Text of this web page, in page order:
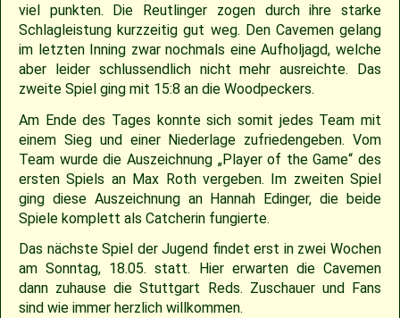
viel punkten. Die Reutlinger zogen durch ihre starke
Schlagleistung kurzzeitig gut weg. Den Cavemen gelang
im letzten Inning zwar nochmals eine Aufholjagd, welche
aber leider schlussendlich nicht mehr ausreichte. Das
zweite Spiel ging mit 15:8 an die Woodpeckers.
Am Ende des Tages konnte sich somit jedes Team mit
einem Sieg und einer Niederlage zufriedengeben. Vom
Team wurde die Auszeichnung „Player of the Game“ des
ersten Spiels an Max Roth vergeben. Im zweiten Spiel
ging diese Auszeichnung an Hannah Edinger, die beide
Spiele komplett als Catcherin fungierte.
Das nächste Spiel der Jugend findet erst in zwei Wochen
am Sonntag, 18.05. statt. Hier erwarten die Cavemen
dann zuhause die Stuttgart Reds. Zuschauer und Fans
sind wie immer herzlich willkommen.
2007
Saison 2009